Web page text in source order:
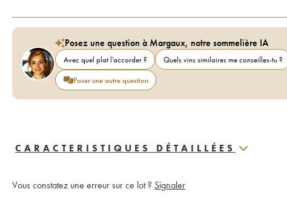
Posez une question à Margaux, notre sommelière IA
Avec quel plat l'accorder ? Quels vins similaires me conseilles-tu ?
Poser une autre question
CARACTERISTIQUES DÉTAILLÉES
Vous constatez une erreur sur ce lot ? Signaler